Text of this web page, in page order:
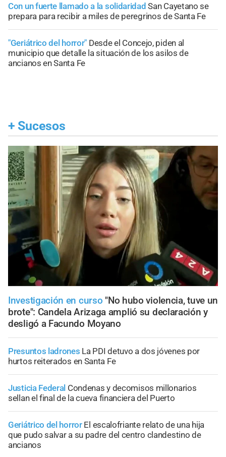
Con un fuerte llamado a la solidaridad San Cayetano se
prepara para recibir a miles de peregrinos de Santa Fe
"Geriátrico del horror" Desde el Concejo, piden al
municipio que detalle la situación de los asilos de
ancianos en Santa Fe
+ Sucesos
Investigación en curso "No hubo violencia, tuve un
brote": Candela Arizaga amplió su declaración y
desligó a Facundo Moyano
Presuntos ladrones La PDI detuvo a dos jóvenes por
hurtos reiterados en Santa Fe
Justicia Federal Condenas y decomisos millonarios
sellan el final de la cueva financiera del Puerto
Geriátrico del horror El escalofriante relato de una hija
que pudo salvar a su padre del centro clandestino de
ancianos